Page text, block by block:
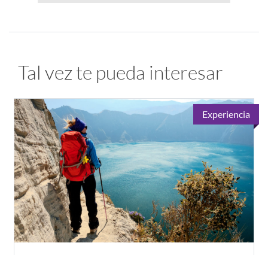
Tal vez te pueda interesar
Experiencia